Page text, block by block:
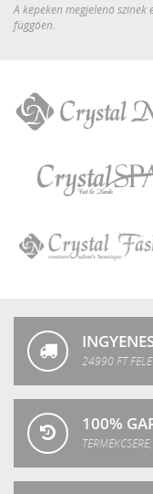
A képeken megjelenő
függően.
SPA
24990 FT
100%